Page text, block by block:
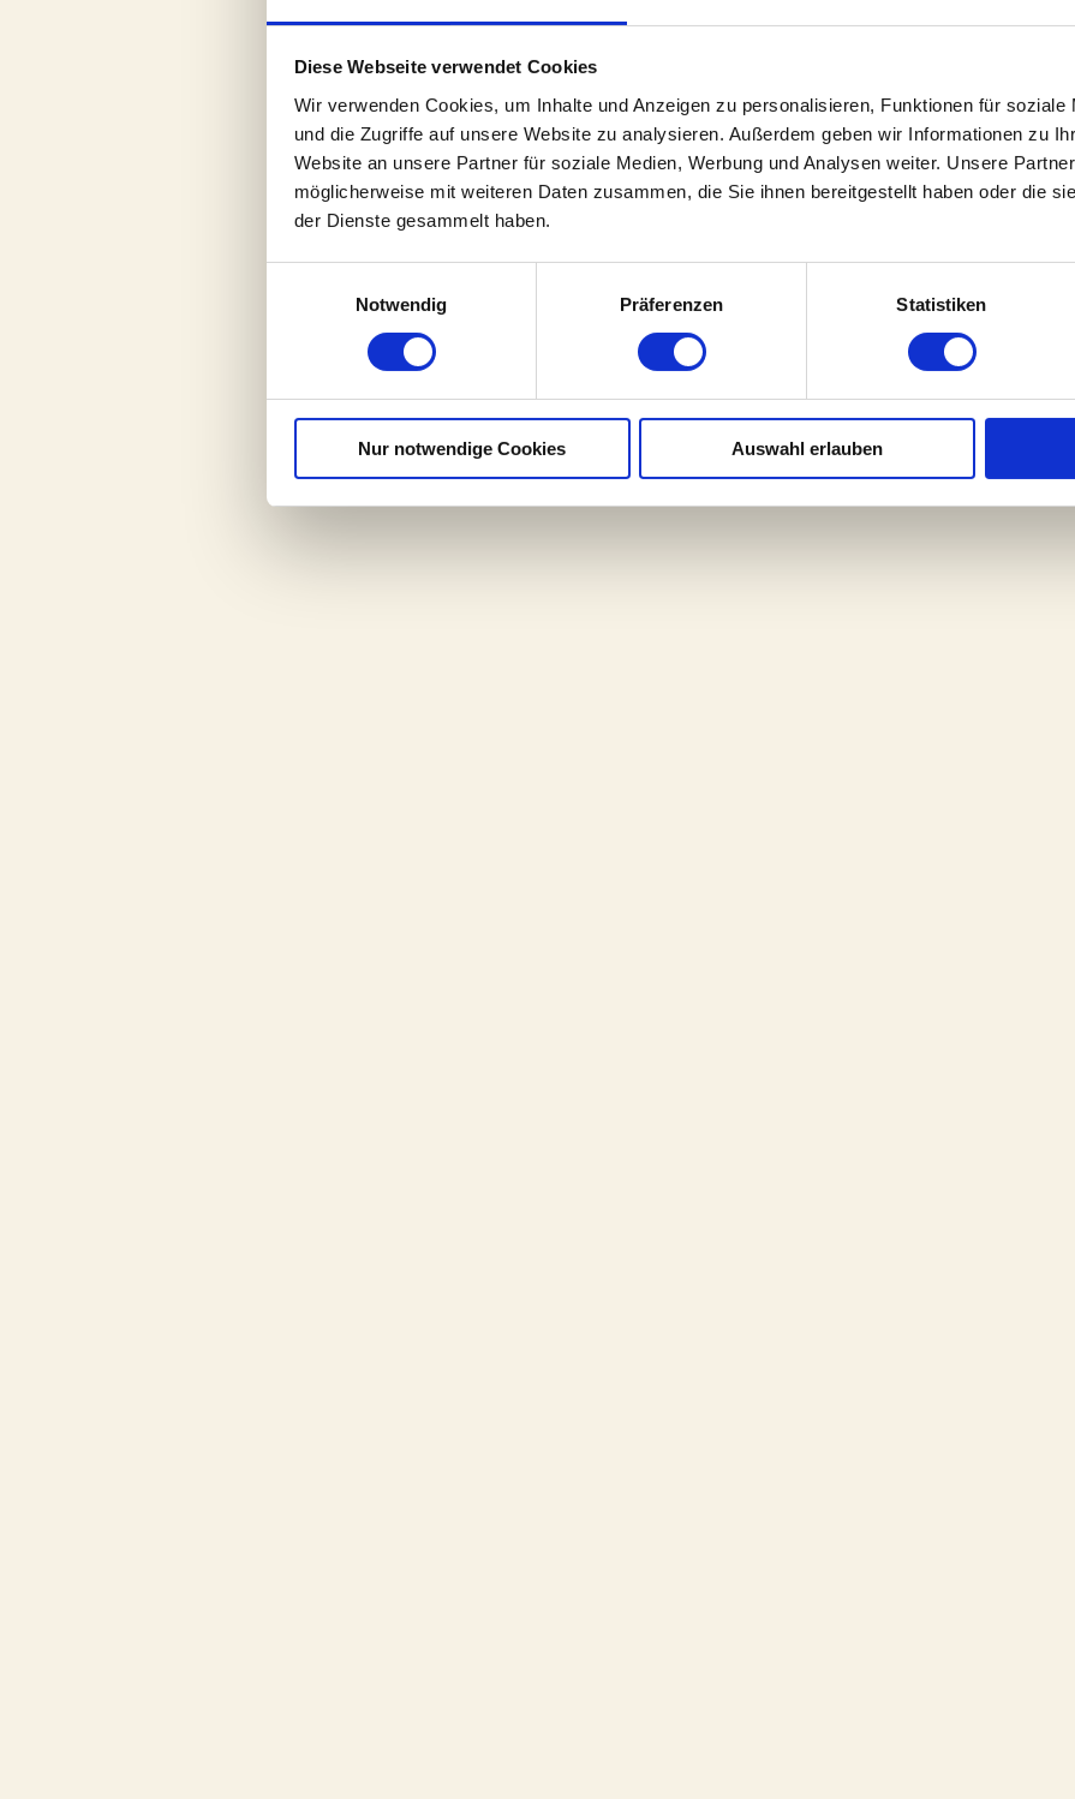
Diese Webseite verwendet Cookies
Wir verwenden Cookies, um Inhalte und Anzeigen zu personalisieren, Funktionen für soziale
und die Zugriffe auf unsere Website zu analysieren. Außerdem geben wir Informationen zu
Website an unsere Partner für soziale Medien, Werbung und Analysen weiter. Unsere
möglicherweise mit weiteren Daten zusammen, die Sie ihnen bereitgestellt haben oder die
der Dienste gesammelt haben.
Notwendig
Präferenzen Statistiken
Nur notwendige Cookies Auswahl erlauben